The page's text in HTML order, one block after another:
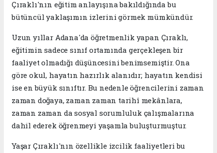
Çıraklı'nın eğitim anlayışına bakıldığında bu
bütüncül yaklaşımın izlerini görmek mümkündür.
Uzun yıllar Adana'da öğretmenlik yapan Çıraklı,
eğitimin sadece sınıf ortamında gerçekleşen bir
faaliyet olmadığı düşüncesini benimsemiştir. Ona
göre okul, hayatın hazırlık alanıdır; hayatın kendisi
ise en büyük sınıftır. Bu nedenle öğrencilerini zaman
zaman doğaya, zaman zaman tarihî mekânlara,
zaman zaman da sosyal sorumluluk çalışmalarına
dahil ederek öğrenmeyi yaşamla buluşturmuştur.
Yaşar Çıraklı'nın özellikle izcilik faaliyetleri bu